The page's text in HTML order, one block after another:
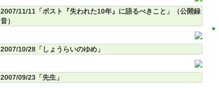
2007/11/11「ポスト『失われた10年』に語るべきこと」（公開録
音）
2007/10/28「しょうらいのゆめ」
2007/09/23「先生」